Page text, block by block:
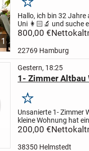
1
Merken
Hallo, ich bin 32 Jahre
Uni 👩🏻‍🔬 und suche
wohnen kann mit
800,00 €
22769 Hamburg
Gestern, 18:25
1- Zimmer Altbau
Merken
Unsanierte 1- Zimmer
kleine Wohnung hat
sicherlich auch im
200,00 €
38350 Helmstedt